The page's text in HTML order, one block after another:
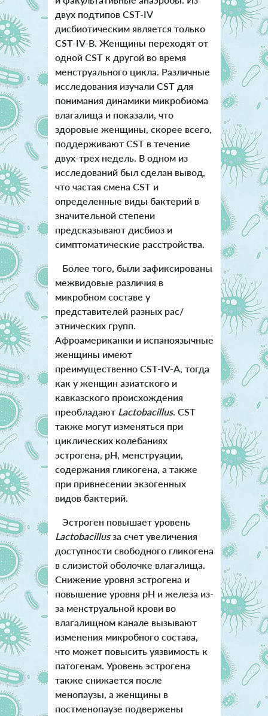
двух подтипов CST-IV
дисбиотическим является только
CST-IV-B. Женщины переходят от
одной CST к другой во время
менструального цикла. Различные
исследования изучали CST для
понимания динамики микробиома
влагалища и показали, что
здоровые женщины, скорее всего,
поддерживают CST в течение
двух-трех недель. В одном из
исследований был сделан вывод,
что частая смена CST и
определенные виды бактерий в
значительной степени
предсказывают дисбиоз и
симптоматические расстройства.
Более того, были зафиксированы
межвидовые различия в
микробном составе у
представителей разных рас/
этнических групп.
Афроамериканки и испаноязычные
женщины имеют
преимущественно CST-IV-A, тогда
как у женщин азиатского и
кавказского происхождения
преобладают Lactobacillus. CST
также могут изменяться при
циклических колебаниях
эстрогена, рН, менструации,
содержания гликогена, а также
при привнесении экзогенных
видов бактерий.
Эстроген повышает уровень
Lactobacillusза счет увеличения
доступности свободного гликогена
в слизистой оболочке влагалища.
Снижение уровня эстрогена и
повышение уровня pH и железа из-
за менструальной крови во
влагалищном канале вызывают
изменения микробного состава,
что может повысить уязвимость к
патогенам. Уровень эстрогена
также снижается после
менопаузы, а женщины в
постменопаузе подвержены